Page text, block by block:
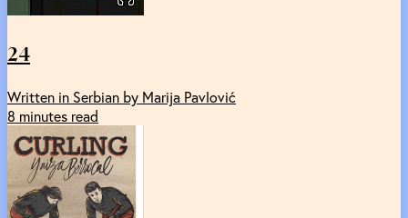
24
Written in Serbian by Marija Pavlović
8 minutes read